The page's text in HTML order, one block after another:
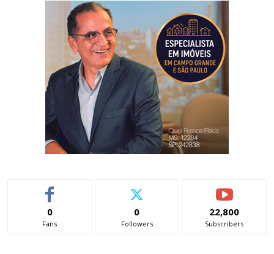
0
Fans
0
Followers
22,800
Subscribers